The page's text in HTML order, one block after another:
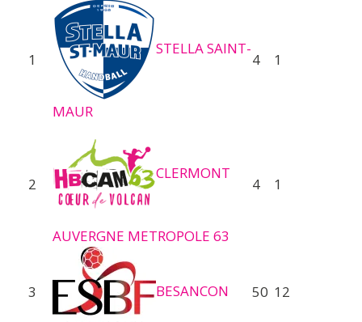
1
STELLA SAINT-
MAUR
4 1
2
CLERMONT
AUVERGNE METROPOLE 63
4 1
3 BESANCON 50 12